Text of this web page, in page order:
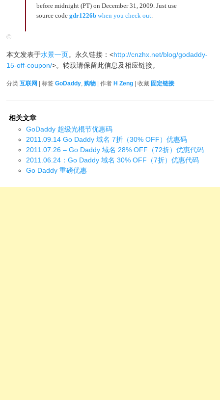
before midnight (PT) on December 31, 2009. Just use
source code gdr1226bwhen you check out.
©
本文发表于水景一页。永久链接：<http://cnzhx.net/blog/godaddy-
15-off-coupon/>。转载请保留此信息及相应链接。
分类互联网 | 标签GoDaddy, 购物 | 作者H Zeng | 收藏 固定链接
相关文章
GoDaddy 超级光棍节优惠码
2011.09.14 Go Daddy 域名 7折（30% OFF）优惠码
2011.07.26 – Go Daddy 域名 28% OFF（72折）优惠代码
2011.06.24：Go Daddy 域名 30% OFF（7折）优惠代码
Go Daddy 重磅优惠